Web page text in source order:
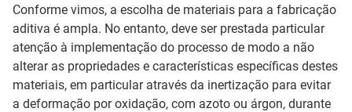
Conforme vimos, a escolha de materiais para a fabricação
aditiva é ampla. No entanto, deve ser prestada particular
atenção à implementação do processo de modo a não
alterar as propriedades e características específicas destes
materiais, em particular através da inertização para evitar
a deformação por oxidação, com azoto ou árgon, durante